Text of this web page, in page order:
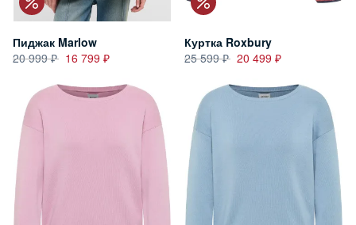
Пиджак Marlow
20 999
16 799
Куртка Roxbury
25 599
20 499